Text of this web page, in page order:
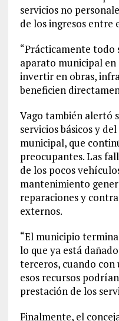
servicios no
de los ingresos entre
“Prácticamente todo
aparato municipal en
invertir en obras,
beneficien
Vago también alertó
servicios básicos y
municipal, que
preocupantes. Las
de los pocos
mantenimiento
reparaciones y
externos.
“El municipio
lo que ya está
terceros, cuando con
esos recursos
prestación de los
Finalmente, el